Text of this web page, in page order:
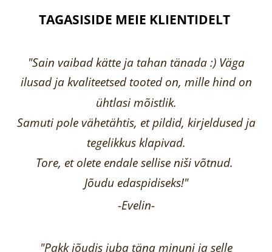
TAGASISIDE MEIE KLIENTIDELT
"Sain vaibad kätte ja tahan tänada :) Väga
ilusad ja kvaliteetsed tooted on, mille hind on
ühtlasi mõistlik.
Samuti pole vähetähtis, et pildid, kirjeldused ja
tegelikkus klapivad.
Tore, et olete endale sellise niši võtnud.
Jõudu edaspidiseks!"
-Evelin-
"Pakk jõudis juba täna minuni ja selle